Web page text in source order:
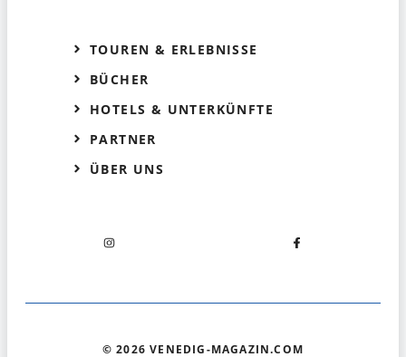
TOUREN & ERLEBNISSE
BÜCHER
HOTELS & UNTERKÜNFTE
PARTNER
ÜBER UNS
© 2026 VENEDIG-MAGAZIN.COM